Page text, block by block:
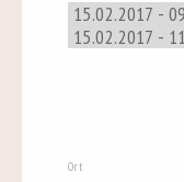
15.02.2017 -
15.02.2017 -
Ort